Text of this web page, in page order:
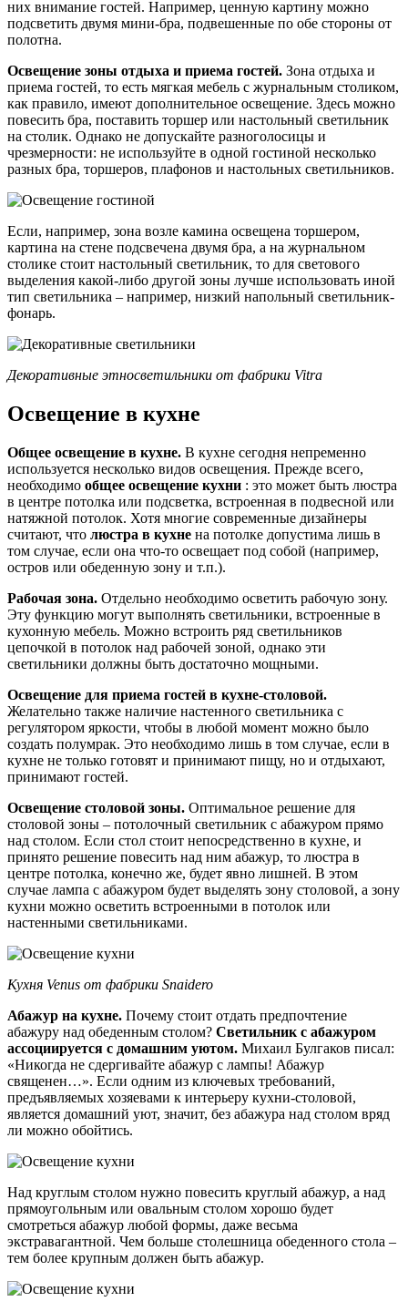
них внимание гостей. Например, ценную картину можно
подсветить двумя мини-бра, подвешенные по обе стороны от
полотна.
Освещение зоны отдыха и приема гостей. Зона отдыха и
приема гостей, то есть мягкая мебель с журнальным столиком,
как правило, имеют дополнительное освещение. Здесь можно
повесить бра, поставить торшер или настольный светильник
на столик. Однако не допускайте разноголосицы и
чрезмерности: не используйте в одной гостиной несколько
разных бра, торшеров, плафонов и настольных светильников.
Если, например, зона возле камина освещена торшером,
картина на стене подсвечена двумя бра, а на журнальном
столике стоит настольный светильник, то для светового
выделения какой-либо другой зоны лучше использовать иной
тип светильника – например, низкий напольный светильник-
фонарь.
Декоративные этносветильники от фабрики Vitra
Освещение в кухне
Общее освещение в кухне. В кухне сегодня непременно
используется несколько видов освещения. Прежде всего,
необходимо общее освещение кухни : это может быть люстра
в центре потолка или подсветка, встроенная в подвесной или
натяжной потолок. Хотя многие современные дизайнеры
считают, что люстра в кухне на потолке допустима лишь в
том случае, если она что-то освещает под собой (например,
остров или обеденную зону и т.п.).
Рабочая зона. Отдельно необходимо осветить рабочую зону.
Эту функцию могут выполнять светильники, встроенные в
кухонную мебель. Можно встроить ряд светильников
цепочкой в потолок над рабочей зоной, однако эти
светильники должны быть достаточно мощными.
Освещение для приема гостей в кухне-столовой.
Желательно также наличие настенного светильника с
регулятором яркости, чтобы в любой момент можно было
создать полумрак. Это необходимо лишь в том случае, если в
кухне не только готовят и принимают пищу, но и отдыхают,
принимают гостей.
Освещение столовой зоны. Оптимальное решение для
столовой зоны – потолочный светильник с абажуром прямо
над столом. Если стол стоит непосредственно в кухне, и
принято решение повесить над ним абажур, то люстра в
центре потолка, конечно же, будет явно лишней. В этом
случае лампа с абажуром будет выделять зону столовой, а зону
кухни можно осветить встроенными в потолок или
настенными светильниками.
Кухня Venus от фабрики Snaidero
Абажур на кухне. Почему стоит отдать предпочтение
абажуру над обеденным столом? Светильник с абажуром
ассоциируется с домашним уютом. Михаил Булгаков писал:
«Никогда не сдергивайте абажур с лампы! Абажур
священен…». Если одним из ключевых требований,
предъявляемых хозяевами к интерьеру кухни-столовой,
является домашний уют, значит, без абажура над столом вряд
ли можно обойтись.
Над круглым столом нужно повесить круглый абажур, а над
прямоугольным или овальным столом хорошо будет
смотреться абажур любой формы, даже весьма
экстравагантной. Чем больше столешница обеденного стола –
тем более крупным должен быть абажур.